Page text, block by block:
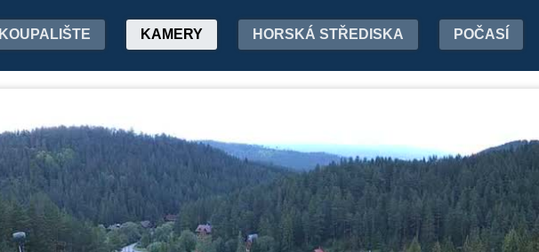
KOUPALIŠTE KAMERY HORSKÁ STŘEDISKA POČASÍ